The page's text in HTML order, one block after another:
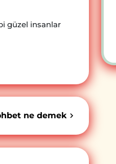
güzel insanlar
ne demek